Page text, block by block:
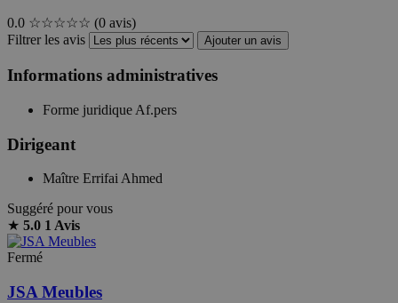
0.0 ☆☆☆☆☆ (0 avis)
Filtrer les avis
Ajouter un avis
Informations administratives
Forme juridique Af.pers
Dirigeant
Maître Errifai Ahmed
Suggéré pour vous
★ 5.0 1 Avis
Fermé
JSA Meubles